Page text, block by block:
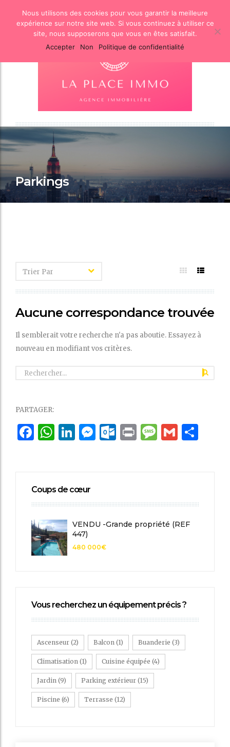
Parkings
Aucune correspondance trouvée
Il semblerait votre recherche n'a pas aboutie. Essayez à
nouveau en modifiant vos critères.
PARTAGER:
Facebook
WhatsApp
LinkedIn
Messenger
Outlook.com
PrintMessage
Gmail
Coups de cœur
VENDU -Grande propriété (REF
447)
480 000€
Vous recherchez un équipement précis ?
Ascenseur (2) Balcon (1) Buanderie (3)
Climatisation (1) Cuisine équipée (4)
Jardin (9) Parking extérieur (15)
Piscine (6) Terrasse (12)
Nous utilisons des cookies pour vous garantir la meilleure
expérience sur notre site web. Si vous continuez à utiliser ce
site, nous supposerons que vous en êtes satisfait.
Accepter
Non Politique de confidentialité